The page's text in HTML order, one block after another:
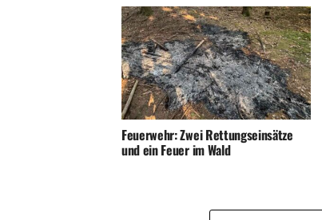
Feuerwehr: Zwei Rettungseinsätze
und ein Feuer im Wald